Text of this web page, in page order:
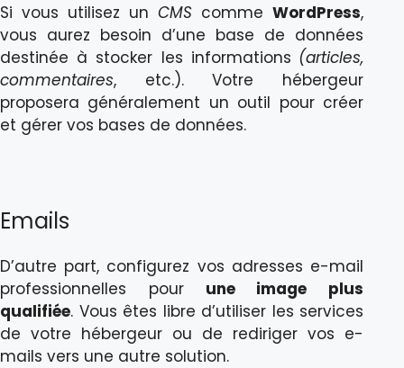
Si vous utilisez unCMS commeWordPress,
vous aurez besoin d’une base de données
destinée à stocker les informations (articles,
commentaires, etc.). Votre hébergeur
proposera généralement un outil pour créer
et gérer vos bases de données.
Emails
D’autre part, configurez vos adresses e-mail
professionnelles pourune image plus
qualifiée. Vous êtes libre d’utiliser les services
de votre hébergeur ou de rediriger vos e-
mails vers une autre solution.